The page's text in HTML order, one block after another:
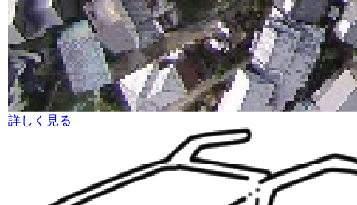
詳しく見る